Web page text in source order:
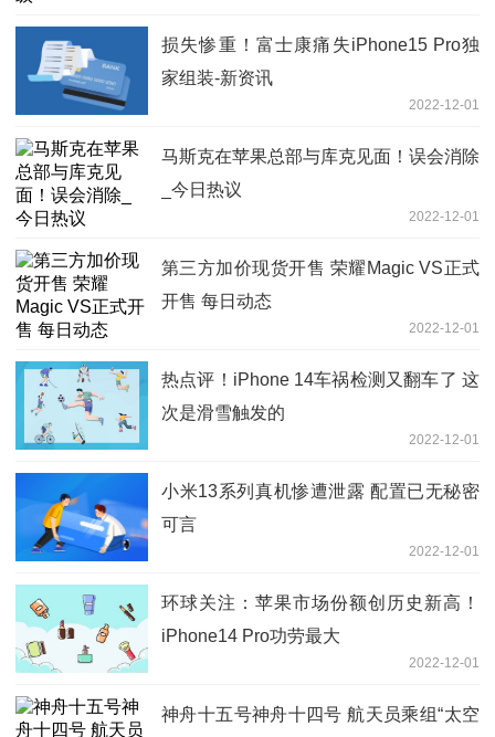
损失惨重！富士康痛失iPhone15 Pro独
家组装-新资讯
2022-12-01
马斯克在苹果总部与库克见面！误会消除
_今日热议
2022-12-01
第三方加价现货开售 荣耀Magic VS正式
开售 每日动态
2022-12-01
热点评！iPhone 14车祸检测又翻车了 这
次是滑雪触发的
2022-12-01
小米13系列真机惨遭泄露 配置已无秘密
可言
2022-12-01
环球关注：苹果市场份额创历史新高！
iPhone14 Pro功劳最大
2022-12-01
神舟十五号神舟十四号 航天员乘组“太空